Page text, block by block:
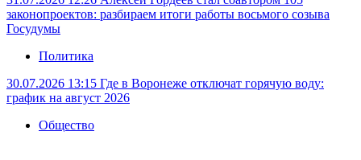
законопроектов: разбираем итоги работы восьмого созыва
Госудумы
Политика
30.07.2026 13:15 Где в Воронеже отключат горячую воду:
график на август 2026
Общество